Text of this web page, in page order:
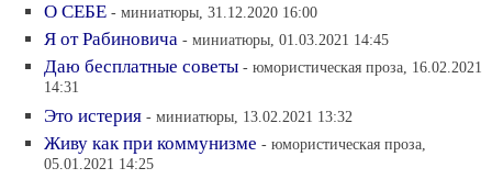
О СЕБЕ - миниатюры, 31.12.2020 16:00
Я от Рабиновича - миниатюры, 01.03.2021 14:45
Даю бесплатные советы - юмористическая проза, 16.02.2021
14:31
Это истерия - миниатюры, 13.02.2021 13:32
Живу как при коммунизме - юмористическая проза,
05.01.2021 14:25